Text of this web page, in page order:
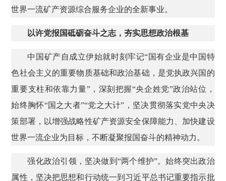
世界一流矿产资源综合服务企业的全新事业。
以许党报国砥砺奋斗之志，夯实思想政治根基
中国矿产自成立伊始就时刻牢记“国有企业是中国特
色社会主义的重要物质基础和政治基础，是党执政兴国的
重要支柱和依靠力量”，深刻把握“央企姓党”政治站位，
始终胸怀“国之大者”“党之大计”，坚决贯彻落实党中央决
策部署，以增强战略性矿产资源安全保障能力、加快建设
世界一流企业为目标，不断凝聚报国奋斗的精神动力。
强化政治引领，坚决做到“两个维护”。始终突出政治
属性，坚决把思想和行动统一到习近平总书记重要指示批